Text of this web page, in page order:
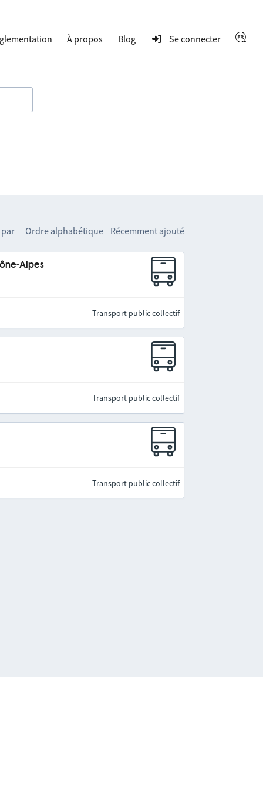
À propos Blog Se connecter
Ordre alphabétique Récemment ajouté
Alpes
Transport public collectif
Transport public collectif
Transport public collectif